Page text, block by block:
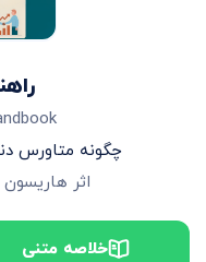
چگونه متاورس
اثر هاریسون
خلاصه متنی